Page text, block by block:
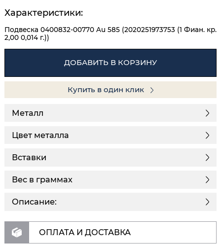
Характеристики:
Подвеска 0400832-00770 Au 585 (2020251973753 (1 Фиан. кр.
2,00 0,014 г.))
ДОБАВИТЬ В КОРЗИНУ
Купить в один клик
Металл
Цвет металла
Вставки
Описание:
Вес в граммах
ОПЛАТА И ДОСТАВКА